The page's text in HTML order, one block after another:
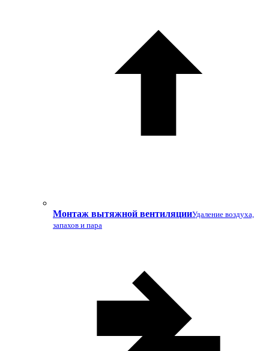
Монтаж вытяжной вентиляцииУдаление воздуха,
запахов и пара